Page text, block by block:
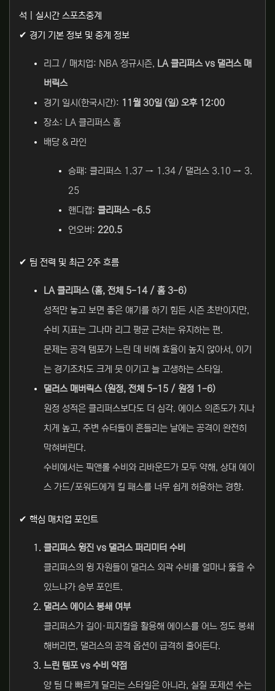
석 | 실시간 스포츠중계
✔ 경기 기본 정보 및 중계 정보
리그 / 매치업: NBA 정규시즌, LA 클리퍼스 vs 댈러스 매
버릭스
경기 일시(한국시간): 11월 30일 (일) 오후 12:00
장소: LA 클리퍼스 홈
배당 & 라인
승패: 클리퍼스 1.37 → 1.34 / 댈러스 3.10 → 3.
25
핸디캡: 클리퍼스 -6.5
언오버: 220.5
✔ 팀 전력 및 최근 2주 흐름
LA 클리퍼스 (홈, 전체 5-14 / 홈 3-6)
성적만 놓고 보면 좋은 얘기를 하기 힘든 시즌 초반이지만,
수비 지표는 그나마 리그 평균 근처는 유지하는 편.
문제는 공격 템포가 느린 데 비해 효율이 높지 않아서, 이기
는 경기조차도 크게 못 이기고 늘 고생하는 스타일.
댈러스 매버릭스 (원정, 전체 5-15 / 원정 1-6)
원정 성적은 클리퍼스보다도 더 심각. 에이스 의존도가 지나
치게 높고, 주변 슈터들이 흔들리는 날에는 공격이 완전히
막혀버린다.
수비에서는 픽앤롤 수비와 리바운드가 모두 약해, 상대 에이
스 가드/포워드에게 킬 패스를 너무 쉽게 허용하는 경향.
✔ 핵심 매치업 포인트
클리퍼스 윙진 vs 댈러스 퍼리미터 수비
클리퍼스의 윙 자원들이 댈러스 외곽 수비를 얼마나 뚫을 수
있느냐가 승부 포인트.
댈러스 에이스 봉쇄 여부
클리퍼스가 길이·피지컬을 활용해 에이스를 어느 정도 봉쇄
해버리면, 댈러스의 공격 옵션이 급격히 줄어든다.
느린 템포 vs 수비 약점
양 팀 다 빠르게 달리는 스타일은 아니라, 실질 포제션 수는